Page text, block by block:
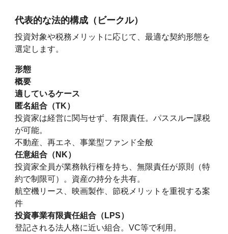
代表的な法的構成（ビークル）
投資対象や税務メリットに応じて、最適な契約形態を
選定します。
形態
概要
適しているケース
匿名組合（TK）
投資家は経営に関与せず、有限責任。パススルー課税
が可能。
不動産、再エネ、事業型ファンド全般
任意組合（NK）
投資家全員が業務執行権を持ち、無限責任が原則（特
約で制限可）。資産の持分を共有。
航空機リース、映画製作、節税メリットを重視する案
件
投資事業有限責任組合（LPS）
登記される法人格に近い組合。VC等で利用。